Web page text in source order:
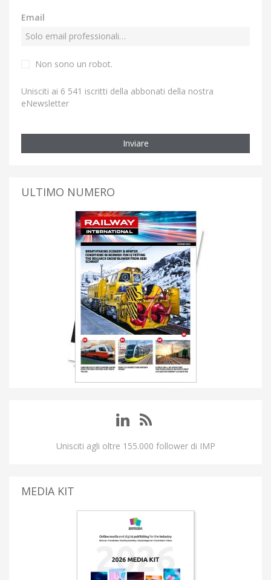
Email
Non sono un robot.
Unisciti ai 6 541 iscritti della abbonati della nostra
eNewsletter
Inviare
ULTIMO NUMERO
Unisciti agli oltre 155.000 follower di IMP
MEDIA KIT